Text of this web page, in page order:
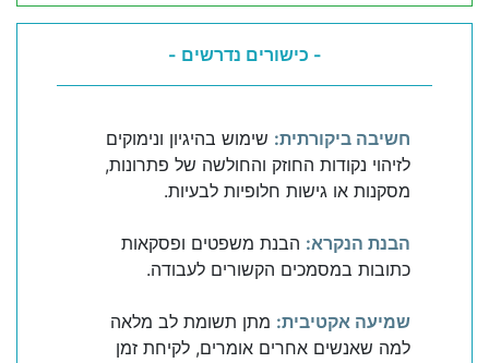
- כישורים נדרשים -
חשיבה ביקורתית: שימוש בהיגיון ונימוקים
לזיהוי נקודות החוזק והחולשה של פתרונות,
מסקנות או גישות חלופיות לבעיות.
הבנת הנקרא: הבנת משפטים ופסקאות
כתובות במסמכים הקשורים לעבודה.
שמיעה אקטיבית: מתן תשומת לב מלאה
למה שאנשים אחרים אומרים, לקיחת זמן